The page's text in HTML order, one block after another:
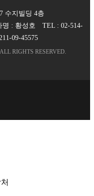
수지빌딩 4층
명 : 황성호 TEL : 02-514-
09-45575
RIGHTS RESERVED.